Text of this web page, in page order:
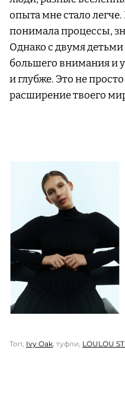
опыта мне стало
понимала процессы,
Однако с двумя
большего внимания и
и глубже. Это не
расширение твоего
Топ, Ivy Oak, туфли, LOULOU